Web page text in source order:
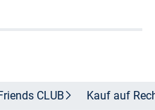
CLUB Kauf auf